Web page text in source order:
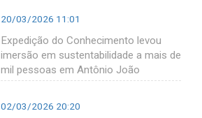
20/03/2026 11:01
Expedição do Conhecimento levou
imersão em sustentabilidade a mais de
mil pessoas em Antônio João
02/03/2026 20:20